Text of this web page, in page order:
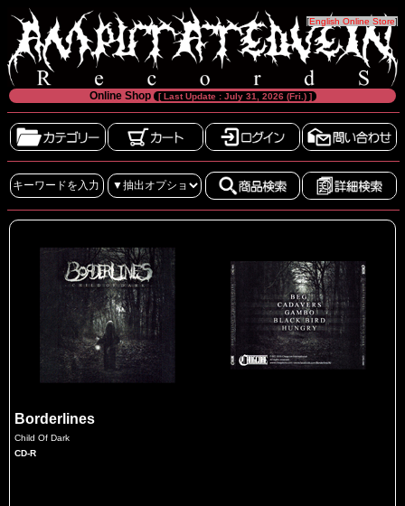
[English Online Store]
Online Shop [ Last Update : July 31, 2026 (Fri.) ]
Borderlines
Child Of Dark
CD-R